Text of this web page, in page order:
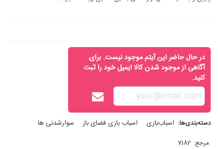
در حال حاضر این آیتم موجود نیست. برای
آگاهی از موجود شدن کالا ایمیل خود را ثبت
کنید.
دسته‌بندی‌ها: اسباب‌بازی اسباب بازی فضای باز سوارشدنی ها
مرجع: 7182